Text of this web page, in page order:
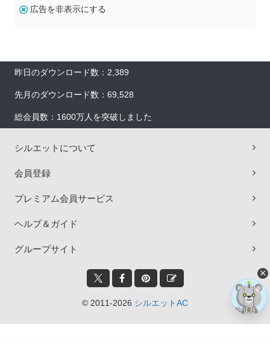
広告を非表示にする
昨日のダウンロード数：2,389
先月のダウンロード数：69,528
総会員数：1600万人を突破しました
シルエットについて
会員登録
プレミアム会員サービス
ヘルプ＆ガイド
グループサイト
© 2011-2026 シルエットAC
×